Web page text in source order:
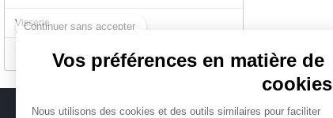
Continuer sans accepter
Vos préférences en matière de
cookies
Nous utilisons des cookies et des outils similaires pour faciliter
Visserie